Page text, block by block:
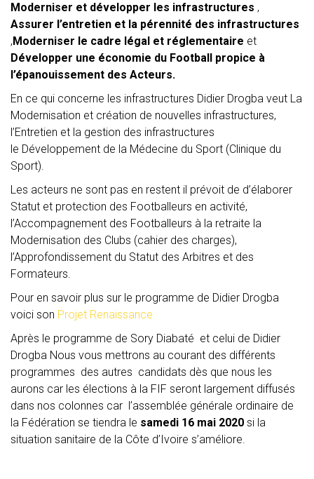
Moderniser et développer les infrastructures ,
Assurer l’entretien et la pérennité des infrastructures
,Moderniser le cadre légal et réglementaire et
Développer une économie du Football propice à
l’épanouissement des Acteurs.
En ce qui concerne les infrastructures Didier Drogba veut La
Modernisation et création de nouvelles infrastructures,
l’Entretien et la gestion des infrastructures
le Développement de la Médecine du Sport (Clinique du
Sport).
Les acteurs ne sont pas en restent il prévoit de d’élaborer
Statut et protection des Footballeurs en activité,
l’Accompagnement des Footballeurs à la retraite la
Modernisation des Clubs (cahier des charges),
l’Approfondissement du Statut des Arbitres et des
Formateurs.
Pour en savoir plus sur le programme de Didier Drogba
voici son Projet Renaissance
Après le programme de Sory Diabaté et celui de Didier
Drogba Nous vous mettrons au courant des différents
programmes des autres candidats dès que nous les
aurons car les élections à la FIF seront largement diffusés
dans nos colonnes car l’assemblée générale ordinaire de
la Fédération se tiendra le samedi 16 mai 2020 si la
situation sanitaire de la Côte d’Ivoire s’améliore.